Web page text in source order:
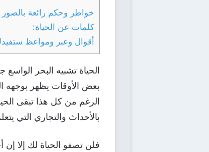
خواطر وحكم رائعة بالصور
كلمات عن الحياة:
أقوال وعبر ومواعظ
الحياة تشبيه البحر
بعض الأوقات يظهر بوجهه
الرغم من كل هذا تبقى
بالأحداث والتجاري التي
فلن تصفو الحياة لك إلا إن